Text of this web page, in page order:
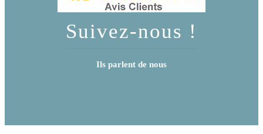
Suivez-nous !
Ils parlent de nous